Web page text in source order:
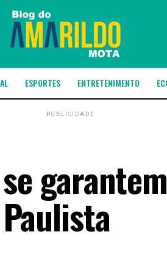
ESPORTES ENTRETENIMENTO
PUBLICIDADE